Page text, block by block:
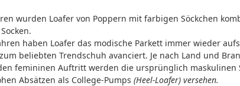
wurden Loafer von Poppern mit farbigen Söckchen
haben Loafer das modische Parkett immer wieder
beliebten Trendschuh avanciert. Je nach Land und
femininen Auftritt werden die ursprünglich
Absätzen als College-Pumps (Heel-Loafer) versehen.